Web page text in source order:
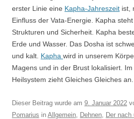
erster Linie eine Kapha-Jahreszeit ist,
Einfluss der Vata-Energie. Kapha
Strukturen und Sicherheit. Kapha
Erde und Wasser. Das Dosha ist
und kalt. Kapha wird in unserem
Magens und in der Brust lokalisiert.
Heilsystem zieht Gleiches Gleiches
Dieser Beitrag wurde am 9. Januar 2022
Pomarius in Allgemein, Dehnen, Der nach